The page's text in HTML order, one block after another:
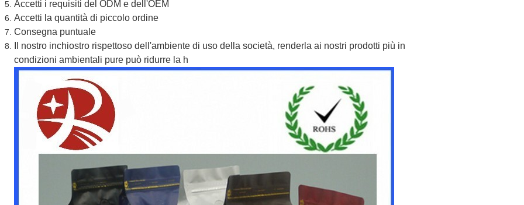
Accetti i requisiti del ODM e dell'OEM
Accetti la quantità di piccolo ordine
Consegna puntuale
Il nostro inchiostro rispettoso dell'ambiente di uso della società, renderla ai nostri prodotti più in
condizioni ambientali pure può ridurre la h